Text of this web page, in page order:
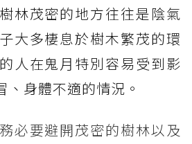
林茂密的地方往往是陰氣
大多棲息於樹木繁茂的環
人在鬼月特別容易受到影
、身體不適的情況。
必要避開茂密的樹林以及